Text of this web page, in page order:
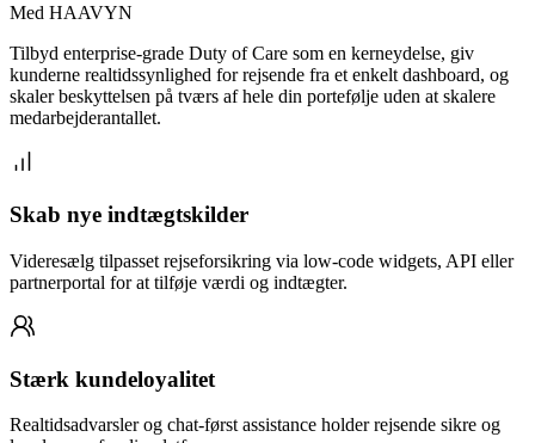
Med HAAVYN
Tilbyd enterprise-grade Duty of Care som en kerneydelse, giv
kunderne realtidssynlighed for rejsende fra et enkelt dashboard, og
skaler beskyttelsen på tværs af hele din portefølje uden at skalere
medarbejderantallet.
Skab nye indtægtskilder
Videresælg tilpasset rejseforsikring via low-code widgets, API eller
partnerportal for at tilføje værdi og indtægter.
Stærk kundeloyalitet
Realtidsadvarsler og chat-først assistance holder rejsende sikre og